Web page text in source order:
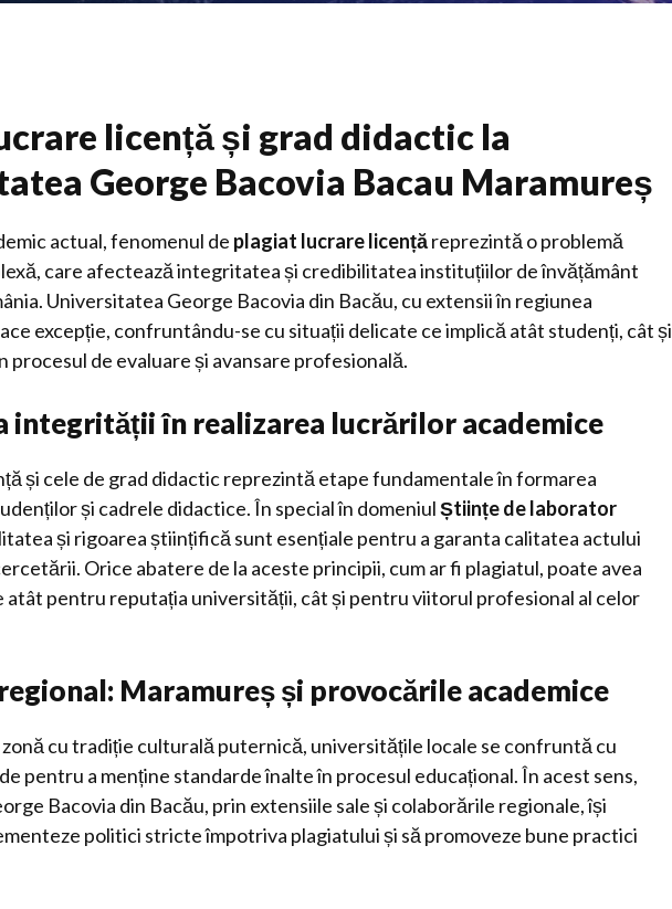
licență și grad didactic la
George Bacovia Bacau Maramureș
actual, fenomenul de plagiat lucrare licențăreprezintă o problemă
care afectează integritatea și credibilitatea instituțiilor de învățământ
Universitatea George Bacovia din Bacău, cu extensii în regiunea
excepție, confruntându-se cu situații delicate ce implică atât studenți, cât și
procesul de evaluare și avansare profesională.
integrității în realizarea lucrărilor academice
și cele de grad didactic reprezintă etape fundamentale în formarea
și cadrele didactice. În special în domeniulȘtiințe de laborator
și rigoarea științifică sunt esențiale pentru a garanta calitatea actului
Orice abatere de la aceste principii, cum ar fi plagiatul, poate avea
atât pentru reputația universității, cât și pentru viitorul profesional al celor
Maramureș și provocările academice
cu tradiție culturală puternică, universitățile locale se confruntă cu
pentru a menține standarde înalte în procesul educațional. În acest sens,
Bacovia din Bacău, prin extensiile sale și colaborările regionale, își
politici stricte împotriva plagiatului și să promoveze bune practici